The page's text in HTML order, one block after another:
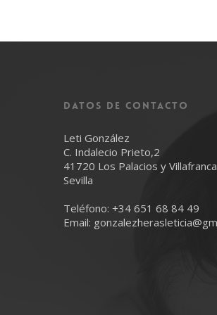
Datos de Contacto
Leti González
C. Indalecio Prieto,2
41720 Los Palacios y Villafranca
Sevilla
Teléfono: +34 651 68 84 49
Email: